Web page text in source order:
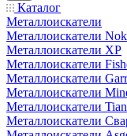
Каталог
Металлоискатели
Металлоискатели
Металлоискатели XP
Металлоискатели
Металлоискатели
Металлоискатели
Металлоискатели
Металлоискатели